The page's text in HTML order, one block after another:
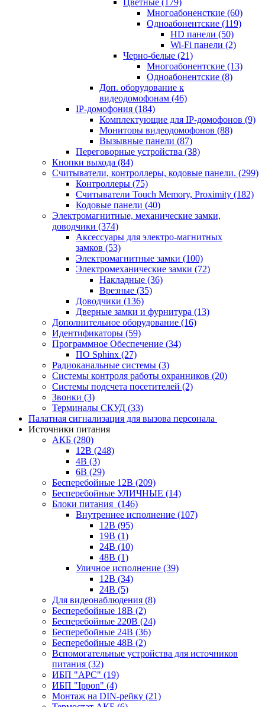
Цветные (179)
Многоабоненсткие (60)
Одноабонентские (119)
HD панели (50)
Wi-Fi панели (2)
Черно-белые (21)
Многоабонентские (13)
Одноабонентские (8)
Доп. оборудование к
видеодомофонам (46)
IP-домофония (184)
Комплектующие для IP-домофонов (9)
Мониторы видеодомофонов (88)
Вызывные панели (87)
Переговорные устройства (38)
Кнопки выхода (84)
Считыватели, контроллеры, кодовые панели. (299)
Контроллеры (75)
Считыватели Touch Memory, Proximity (182)
Кодовые панели (40)
Электромагнитные, механические замки,
доводчики (374)
Аксессуары для электро-магнитных
замков (53)
Электромагнитные замки (100)
Электромеханические замки (72)
Накладные (36)
Врезные (35)
Доводчики (136)
Дверные замки и фурнитура (13)
Дополнительное оборудование (16)
Идентификаторы (59)
Программное Обеспечение (34)
ПО Sphinx (27)
Радиоканальные системы (3)
Системы контроля работы охранников (20)
Системы подсчета посетителей (2)
Звонки (3)
Терминалы СКУД (33)
Палатная сигнализация для вызова персонала
Источники питания
АКБ (280)
12В (248)
4В (3)
6В (29)
Бесперебойные 12В (209)
Бесперебойные УЛИЧНЫЕ (14)
Блоки питания (146)
Внутреннее исполнение (107)
12В (95)
19В (1)
24В (10)
48В (1)
Уличное исполнение (39)
12В (34)
24В (5)
Для видеонаблюдения (8)
Бесперебойные 18В (2)
Бесперебойные 220В (24)
Бесперебойные 24В (36)
Бесперебойные 48В (2)
Вспомогательные устройства для источников
питания (32)
ИБП "APC" (19)
ИБП "Ippon" (4)
Монтаж на DIN-рейку (21)